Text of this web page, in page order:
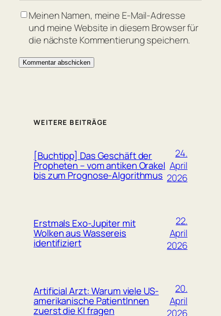
Meinen Namen, meine E-Mail-Adresse
und meine Website in diesem Browser für
die nächste Kommentierung speichern.
WEITERE BEITRÄGE
[Buchtipp] Das Geschäft der
Propheten – vom antiken Orakel
bis zum Prognose-Algorithmus
24.
April
2026
Erstmals Exo-Jupiter mit
Wolken aus Wassereis
identifiziert
22.
April
2026
Artificial Arzt: Warum viele US-
amerikanische PatientInnen
zuerst die KI fragen
20.
April
2026